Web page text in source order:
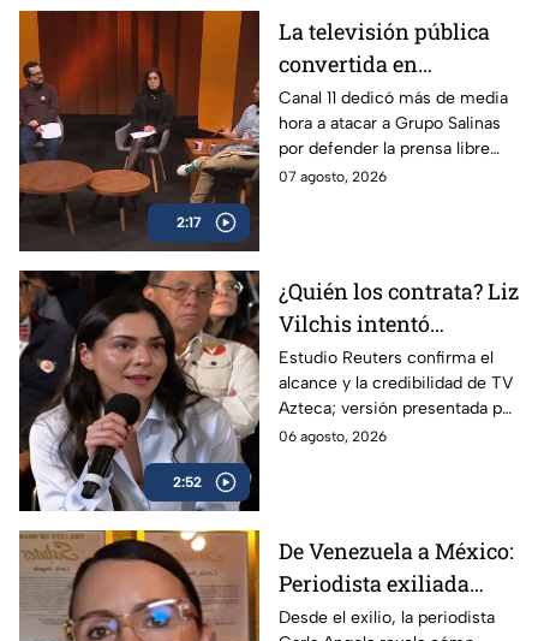
2:17
La televisión pública
convertida en
propaganda: Canal 11
ataca a TV Azteca por
defender libertad de
expresión
Canal 11 dedicó más de media
hora a atacar a Grupo Salinas
por defender la prensa libre
frente a los intentos de
07 agosto, 2026
2:52
¿Quién los contrata? Liz
Vilchis intentó
desvirtuar estudio de
Reuters sobre la
credibilidad de TV
Azteca
Estudio Reuters confirma el
alcance y la credibilidad de TV
Azteca; versión presentada por
Liz Vilchis fue cuestionada al
06 agosto, 2026
De Venezuela a México:
Periodista exiliada
alerta sobre los
Desde el exilio, la periodista